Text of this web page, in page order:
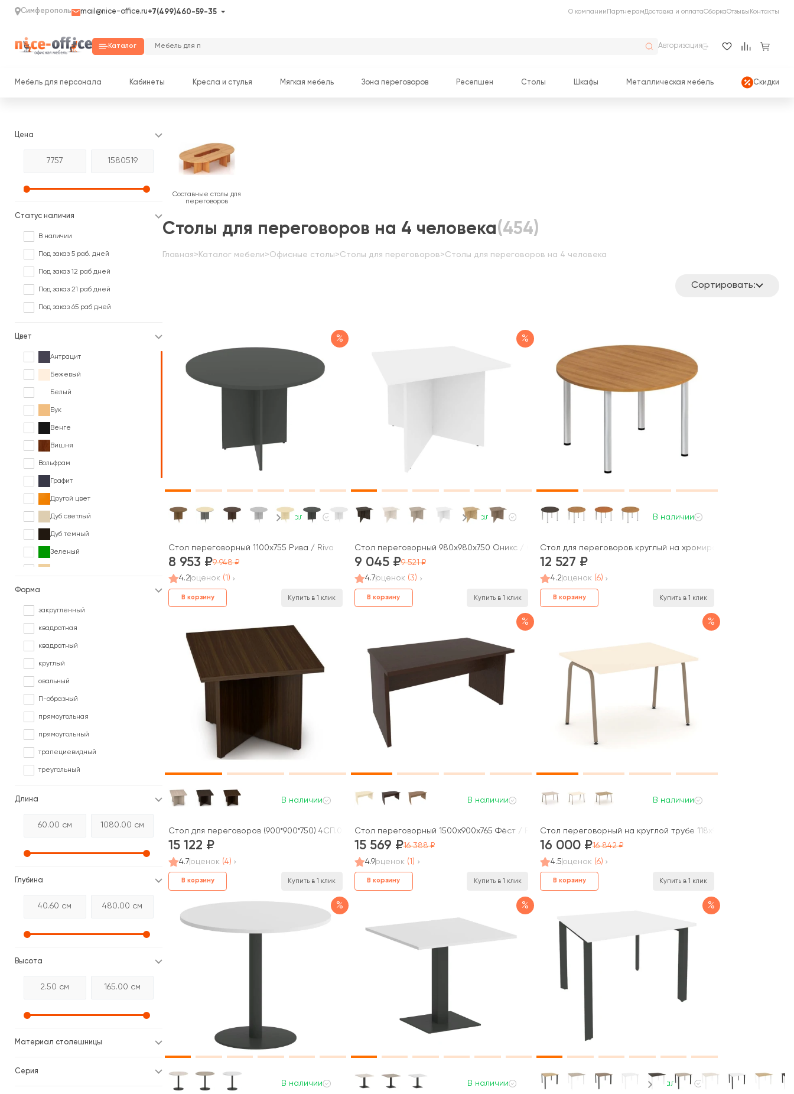
Симферополь mail@nice-office.ru+7(499)460-59-35 О компании ПартнерамДоставка и оплатаСборкаОтзывы Контакты
Каталог Авторизация
Мебель для персонала Кабинеты Кресла и стулья Мягкая мебель Зона переговоров Ресепшен Столы Шкафы Металлическая мебель Скидки
Цена
Статус наличия
В наличии
Под заказ 5 раб. дней
Под заказ 12 раб дней
Под заказ 21 раб дней
Под заказ 65 раб дней
Цвет
Антрацит
Бежевый
Белый
Бук
Венге
Вишня
Вольфрам
Графит
Другой цвет
Дуб светлый
Дуб темный
Зеленый
Форма
закругленный
квадратная
квадратный
круглый
овальный
П-образный
прямоугольная
прямоугольный
трапециевидный
треугольный
Длина
Глубина
Высота
Материал столешницы
Серия
Столы для переговоров на 4 человека(454)
Главная> Каталог мебели>Офисные столы>Столы для переговоров>Столы для переговоров на 4 человека
Сортировать:
%
В наличии
Стол переговорный 1100x755 Рива / Riva
8 953
9 948
4.2оценок (1)
В корзину Купить в 1 клик
%
В наличии
Стол переговорный 980x980x750 Оникс / Onix
9 045
9 521
4.7оценок (3)
В корзину Купить в 1 клик
В наличии
Стол для переговоров круглый на хромированных опорах ФР
12 527
4.2оценок (6)
В корзину Купить в 1 клик
В наличии
Стол для переговоров (900*900*750) 4СП.009 ТАЙМ-МАКС / TAIM-MAX
15 122
4.7 оценок (4)
В корзину Купить в 1 клик
%
В наличии
Стол переговорный 1500x900x765 Фёст / First
15 569
16 388
4.9оценок (1)
В корзину Купить в 1 клик
%
В наличии
Стол переговорный на круглой трубе 118x98x75 Эстетика /
16 000
16 842
4.5 оценок (6)
В корзину Купить в 1 клик
%
В наличии
%
В наличии
%
В наличии
Составные столы для
переговоров